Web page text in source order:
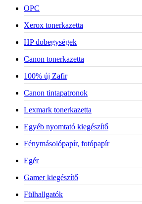
OPC
Xerox tonerkazetta
HP dobegységek
Canon tonerkazetta
100% új Zafir
Canon tintapatronok
Lexmark tonerkazetta
Egyéb nyomtató kiegészítő
Fénymásolópapír, fotópapír
Egér
Gamer kiegészítő
Fülhallgatók